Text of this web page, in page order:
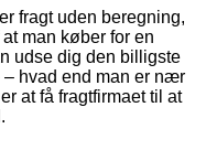
fragt uden beregning,
man køber for en
udse dig den billigste
– hvad end man er nær
at få fragtfirmaet til at